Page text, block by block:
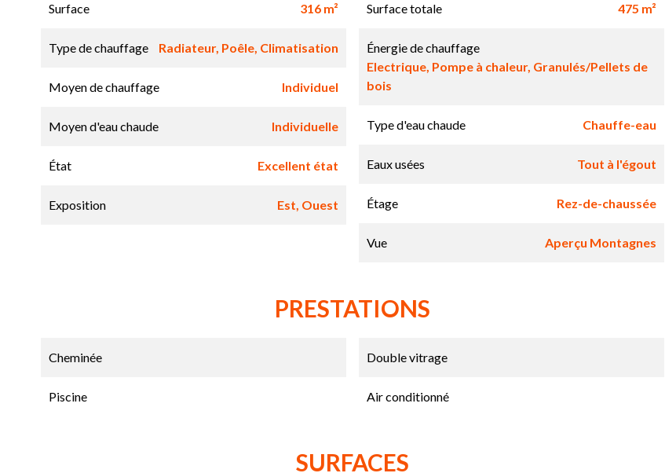
Surface 316 m² Surface totale 475 m²
Type de chauffage Radiateur, Poêle, Climatisation
Énergie de chauffage
Electrique, Pompe à chaleur, Granulés/Pellets de
bois
Moyen de chauffage Individuel
Type d'eau chaude Chauffe-eau
Moyen d'eau chaude Individuelle
Eaux usées Tout à l'égout
État Excellent état
Étage Rez-de-chaussée
Exposition Est, Ouest
Vue Aperçu Montagnes
PRESTATIONS
Cheminée Double vitrage
Piscine Air conditionné
SURFACES